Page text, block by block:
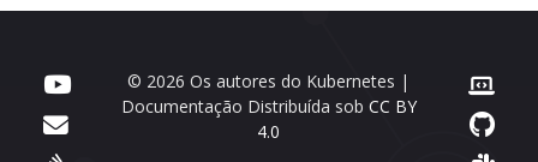
© 2026 Os autores do Kubernetes |
Documentação Distribuída sob CC BY
4.0